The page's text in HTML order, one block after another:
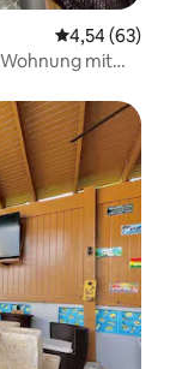
4,54 (63)
mit